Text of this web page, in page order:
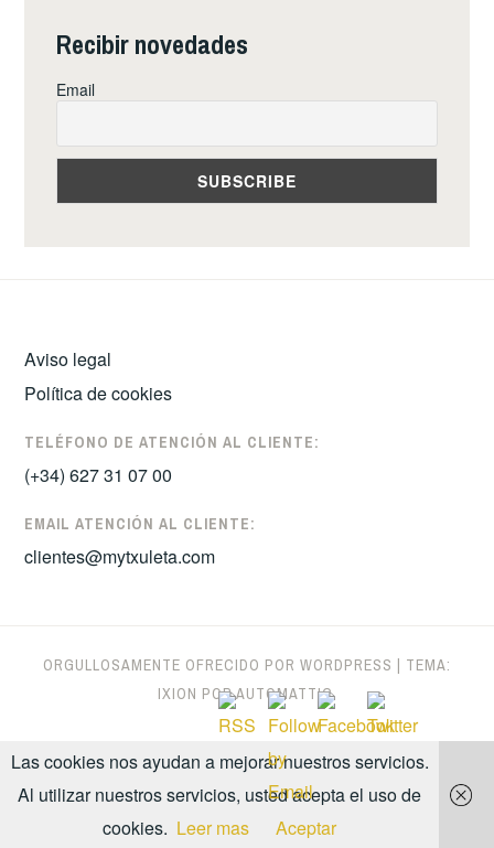
Recibir novedades
Email
Aviso legal
Política de cookies
TELÉFONO DE ATENCIÓN AL CLIENTE:
(+34) 627 31 07 00
EMAIL ATENCIÓN AL CLIENTE:
clientes@mytxuleta.com
ORGULLOSAMENTE OFRECIDO POR WORDPRESS
TEMA:
IXION PORAUTOMATTIC.
Las cookies nos ayudan a mejorar nuestros servicios.
Al utilizar nuestros servicios, usted acepta el uso de
cookies. Leer mas Aceptar